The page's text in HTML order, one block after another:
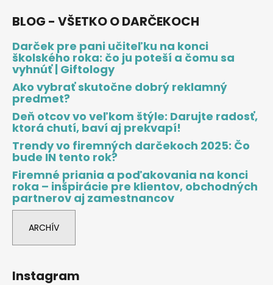
BLOG - VŠETKO O DARČEKOCH
Darček pre pani učiteľku na konci
školského roka: čo ju poteší a čomu sa
vyhnúť | Giftology
Ako vybrať skutočne dobrý reklamný
predmet?
Deň otcov vo veľkom štýle: Darujte radosť,
ktorá chutí, baví aj prekvapí!
Trendy vo firemných darčekoch 2025: Čo
bude IN tento rok?
Firemné priania a poďakovania na konci
roka – inšpirácie pre klientov, obchodných
partnerov aj zamestnancov
ARCHÍV
Instagram